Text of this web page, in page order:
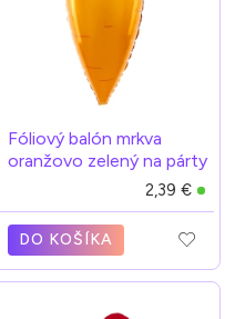
Fóliový balón mrkva
oranžovo zelený na párty
2,39 €
DO KOŠÍKA